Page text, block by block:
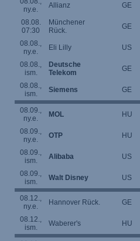
ny.e.
Allianz GE
08.08.
07:30
Münchener
Rück.
GE
08.08.,
ny.e.
Eli Lilly US
08.08.,
ism.
Deutsche
Telekom
GE
08.08.,
ism.
Siemens GE
08.09.,
ny.e.
MOL HU
08.09.,
ny.e.
OTP HU
08.09.,
ism.
Alibaba US
08.09.,
ism.
Walt Disney US
08.12.,
ny.e.
Hannover Rück. GE
08.12.,
ism.
Waberer's HU